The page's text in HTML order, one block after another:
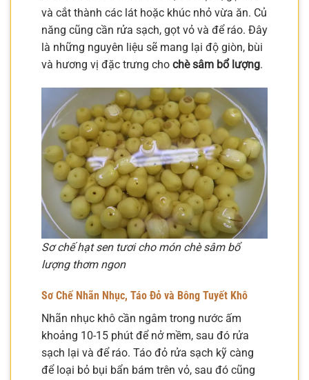
và cắt thành các lát hoặc khúc nhỏ vừa ăn. Củ
năng cũng cần rửa sạch, gọt vỏ và để ráo. Đây
là những nguyên liệu sẽ mang lại độ giòn, bùi
và hương vị đặc trưng cho chè sâm bổ lượng.
Sơ chế hạt sen tươi cho món chè sâm bổ
lượng thơm ngon
Sơ Chế Nhãn Nhục, Táo Đỏ và Bông Tuyết Khô
Nhãn nhục khô cần ngâm trong nước ấm
khoảng 10-15 phút để nở mềm, sau đó rửa
sạch lại và để ráo. Táo đỏ rửa sạch kỹ càng
để loại bỏ bụi bẩn bám trên vỏ, sau đó cũng